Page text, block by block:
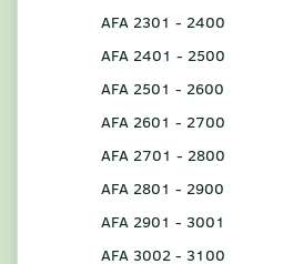
AFA 2301 - 2400
AFA 2401 - 2500
AFA 2501 - 2600
AFA 2601 - 2700
AFA 2701 - 2800
AFA 2801 - 2900
AFA 2901 - 3001
AFA 3002 - 3100